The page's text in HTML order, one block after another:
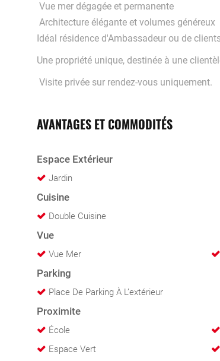
Vue mer dégagée et permanente
Architecture élégante et volumes généreux
Idéal résidence d'Ambassadeur ou de
Une propriété unique, destinée à une
Visite privée sur rendez-vous uniquement.
AVANTAGES ET COMMODITÉS
Espace Extérieur
Jardin
Cuisine
Double Cuisine
Vue
Vue Mer
Parking
Place De Parking À L’extérieur
Proximite
École
Espace Vert